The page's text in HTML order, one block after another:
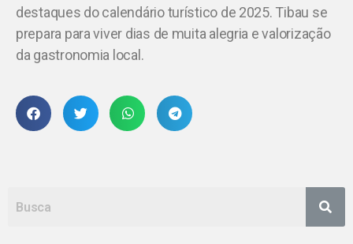
destaques do calendário turístico de 2025. Tibau se
prepara para viver dias de muita alegria e valorização
da gastronomia local.